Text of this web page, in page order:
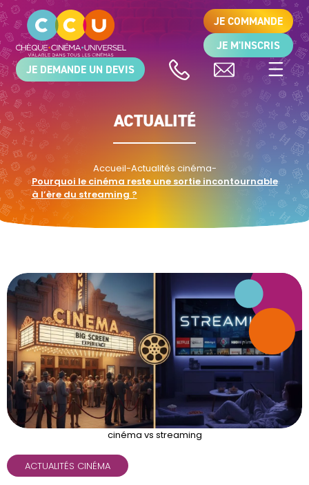
JE COMMANDE
JE M'INSCRIS
JE DEMANDE UN DEVIS
ACTUALITÉ
Accueil-Actualités cinéma-
Pourquoi le cinéma reste une sortie incontournable
à l’ère du streaming ?
cinéma vs streaming
ACTUALITÉS CINÉMA